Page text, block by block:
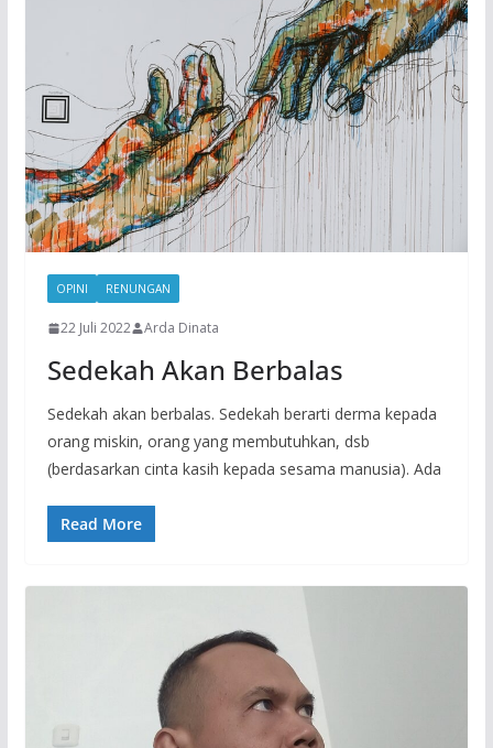
OPINI RENUNGAN
22 Juli 2022 Arda Dinata
Sedekah Akan Berbalas
Sedekah akan berbalas. Sedekah berarti derma kepada
orang miskin, orang yang membutuhkan, dsb
(berdasarkan cinta kasih kepada sesama manusia). Ada
Read More